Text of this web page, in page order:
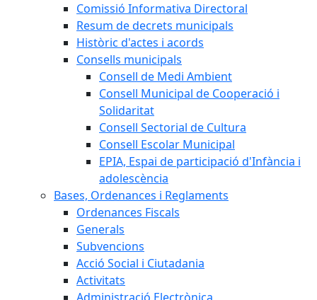
Comissió Informativa Directoral
Resum de decrets municipals
Històric d'actes i acords
Consells municipals
Consell de Medi Ambient
Consell Municipal de Cooperació i
Solidaritat
Consell Sectorial de Cultura
Consell Escolar Municipal
EPIA, Espai de participació d'Infància i
adolescència
Bases, Ordenances i Reglaments
Ordenances Fiscals
Generals
Subvencions
Acció Social i Ciutadania
Activitats